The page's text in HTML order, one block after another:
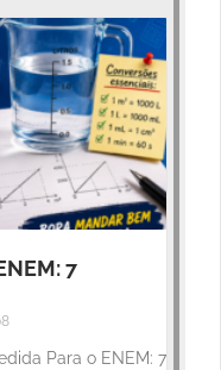
7
Para o ENEM: 7